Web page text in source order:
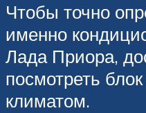
Чтобы точно
именно
Лада Приора,
посмотреть
климатом.